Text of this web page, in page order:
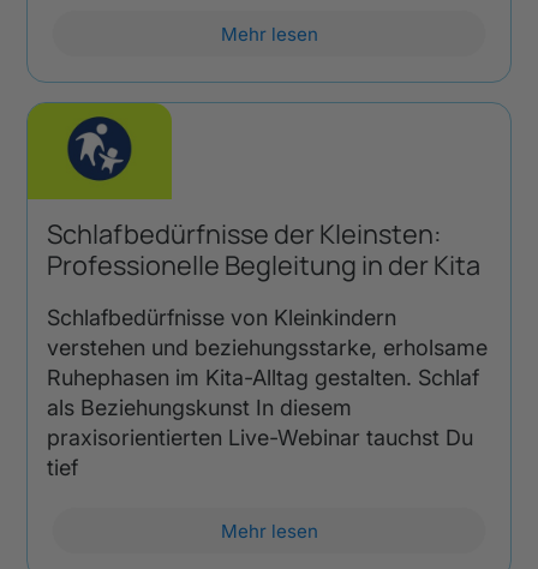
Mehr lesen
Schlafbedürfnisse der Kleinsten:
Professionelle Begleitung in der Kita
Schlafbedürfnisse von Kleinkindern
verstehen und beziehungsstarke, erholsame
Ruhephasen im Kita-Alltag gestalten. Schlaf
als Beziehungskunst In diesem
praxisorientierten Live-Webinar tauchst Du
tief
Mehr lesen